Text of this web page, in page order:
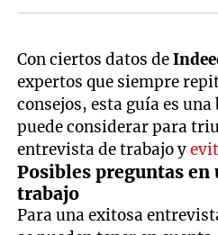
Con ciertos datos de
expertos que siempre
consejos, esta guía es una
puede considerar para
entrevista de trabajo y
Posibles preguntas en
trabajo
Para una exitosa